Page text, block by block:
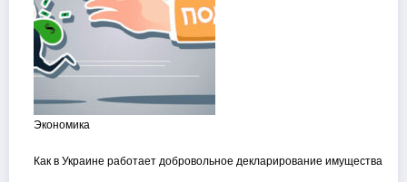
Экономика
Как в Украине работает добровольное декларирование имущества